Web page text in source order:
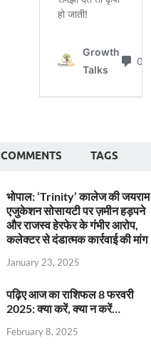
COMMENTS TAGS
भोपाल: ‘Trinity’ कालेज की जयराम
एजुकेशन सोसायटी पर ज़मीन हड़पने
और राजस्व हेरफेर के गंभीर आरोप,
कलेक्टर से दंडात्मक कार्रवाई की मांग
January 23, 2025
पढ़िए आज का राशिफल 8 फरवरी
2025: क्या करें, क्या न करें…
February 8, 2025